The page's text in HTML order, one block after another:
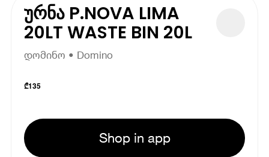
ურნა P.NOVA LIMA
20LT WASTE BIN 20L
დომინო • Domino
₾135
Shop in app